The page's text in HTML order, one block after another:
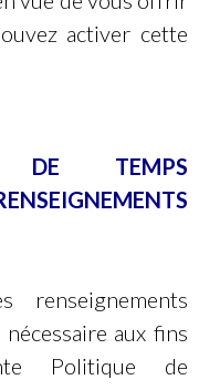
activer cette
DE TEMPS
renseignements
aux fins
Politique de